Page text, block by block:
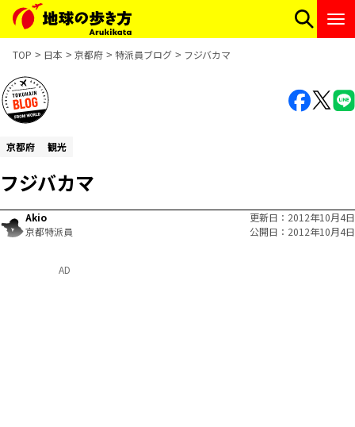
TOP 日本 京都府 特派員ブログ フジバカマ
京都府 観光
フジバカマ
Akio
京都特派員
更新日
2012年10月4日
公開日
2012年10月4日
AD